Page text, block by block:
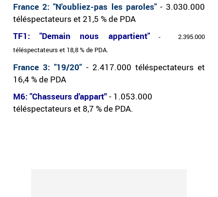
France 2: "N'oubliez-pas les paroles"- 3.030.000
téléspectateurs et 21,5 % de PDA
TF1: "Demain nous appartient"- 2.395.000
téléspectateurs et 18,8 % de PDA.
France 3: "19/20" - 2.417.000 téléspectateurs et
16,4 % de PDA
M6: "Chasseurs d'appart''- 1.053.000
téléspectateurs et 8,7 % de PDA.